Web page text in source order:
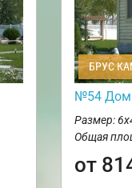
БРУС
№54 Дом
Размер:
Общая
от